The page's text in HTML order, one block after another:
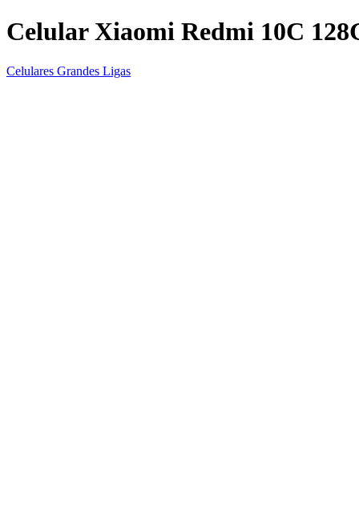
Celular Xiaomi Redmi 10C
Celulares Grandes Ligas